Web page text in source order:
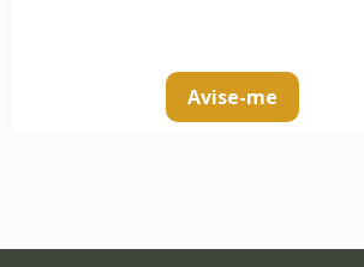
Avise-me